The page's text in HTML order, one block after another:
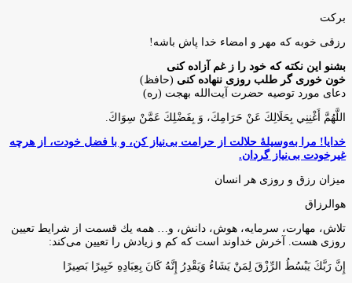
برکت
رزقی خوبه كه مهر و امضاء خدا پاش باشه!
بشنو این نکته که خود را ز غم آزاده کنی
خون خوری گر طلب روزی ننهاده کنی (حافظ)
دعای مورد توصیه حضرت آیت‌الله بهجت (ره)
اللَّهُمَّ أَغْنِنِي بِحَلَالِكَ عَنْ حَرَامِكَ، وَ بِفَضْلِكَ عَمَّنْ سِوَاكَ‏.
خدایا! مرا به‌وسیلۀ حلالت از حرامت بی‌نیاز کن، و با فضل خودت، از هرچه
غیرخودت بی‌نیاز گردان.
میزان رزق و روزی هر انسان
هوالرزاق
تلاش، مهارت، سرمايه، هوش، دانش، و… همه يك قسمت از شرايط تعيين
روزى هست. آخرش خداوند است كه كم و زيادش را تعيين مى‌كند:
إِنَّ رَبَّكَ يَبْسُطُ الرِّزْقَ لِمَنْ يَشَاءُ وَيَقْدِرُ إِنَّهُ كَانَ بِعِبَادِهِ خَبِيرًا بَصِيرًا